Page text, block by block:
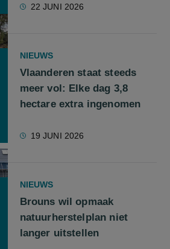
22 JUNI 2026
NIEUWS
Vlaanderen staat steeds
meer vol: Elke dag 3,8
hectare extra ingenomen
19 JUNI 2026
NIEUWS
Brouns wil opmaak
natuurherstelplan niet
langer uitstellen